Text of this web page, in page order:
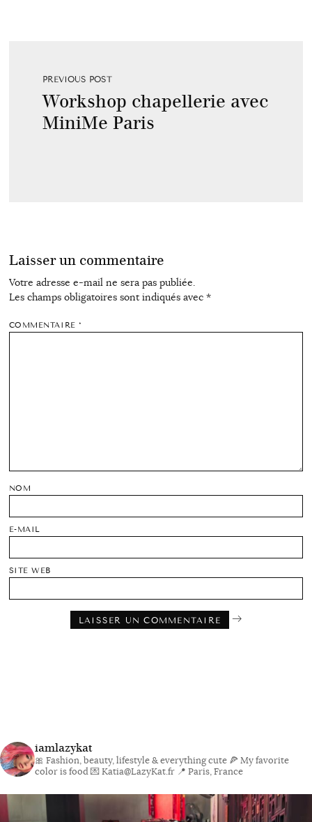
PREVIOUS POST
Workshop chapellerie avec
MiniMe Paris
Laisser un commentaire
Votre adresse e-mail ne sera pas publiée.
Les champs obligatoires sont indiqués avec *
COMMENTAIRE*
NOM
E-MAIL
SITE WEB
iamlazykat
🎀 Fashion, beauty, lifestyle & everything cute 🍕 My favorite
color is food💌 Katia@LazyKat.fr 📍 Paris, France